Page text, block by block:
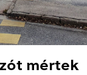
mértek